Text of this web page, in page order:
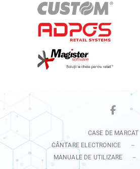
CASE DE MARCAT
CÂNTARE ELECTRONICE
MANUALE DE UTILIZARE